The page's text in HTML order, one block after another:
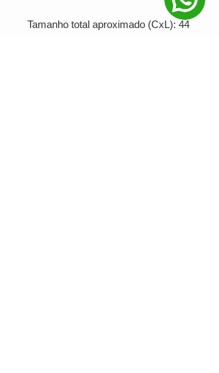
Tamanho total aproximado (CxL): 44